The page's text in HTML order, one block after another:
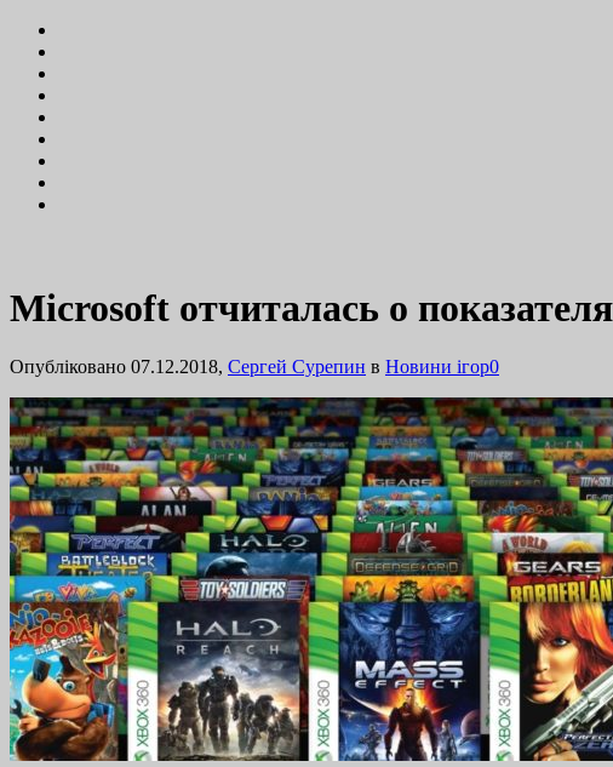
Microsoft отчиталась о
Опубліковано 07.12.2018, Сергей Сурепин в Новини ігор0